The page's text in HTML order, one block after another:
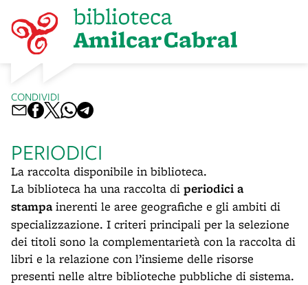
PERIODICI
La raccolta disponibile in biblioteca.
La biblioteca ha una raccolta di periodici a
stampainerenti le aree geografiche e gli ambiti di
specializzazione. I criteri principali per la selezione
dei titoli sono la complementarietà con la raccolta di
libri e la relazione con l’insieme delle risorse
presenti nelle altre biblioteche pubbliche di sistema.
CONDIVIDI